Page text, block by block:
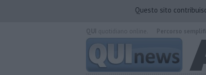
Questo sito